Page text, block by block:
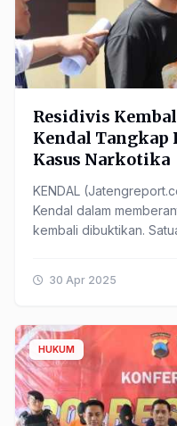
Residivis
Kendal Tangkap
Kasus Narkotika
KENDAL
Kendal dalam
kembali dibuktikan.
30 Apr 2025
HUKUM